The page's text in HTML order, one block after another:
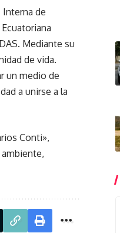
Interna de
Mediante su
de vida.
un medio de
a unirse a la
Conti»,